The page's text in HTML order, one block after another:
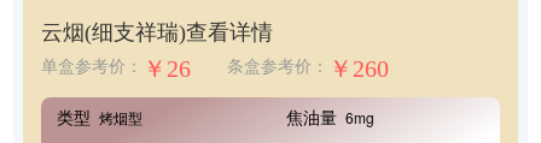
云烟(细支祥瑞)查看详情
单盒参考价： ￥26 条盒参考价： ￥260
类型 烤烟型 焦油量 6mg